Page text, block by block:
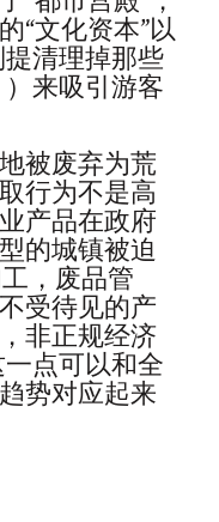
“文化资本”以
清理掉那些
来吸引游客
被废弃为荒
行为不是高
产品在政府
的城镇被迫
，废品管
受待见的产
非正规经济
点可以和全
势对应起来